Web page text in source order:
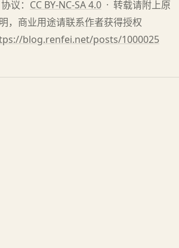
议： CC BY-NC-SA 4.0· 转载请附上原
，商业用途请联系作者获得授权
blog.renfei.net/posts/1000025